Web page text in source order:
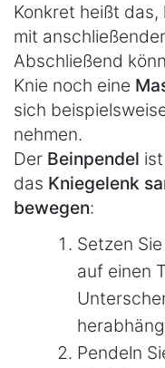
Konkret heißt das,
mit anschließender
Abschließend
Knie noch eine
sich
nehmen.
Der Beinpendel
das Kniegelenk
bewegen:
Setzen
auf einen
Pendeln